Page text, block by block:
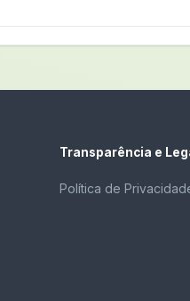
Transparência e
Política de